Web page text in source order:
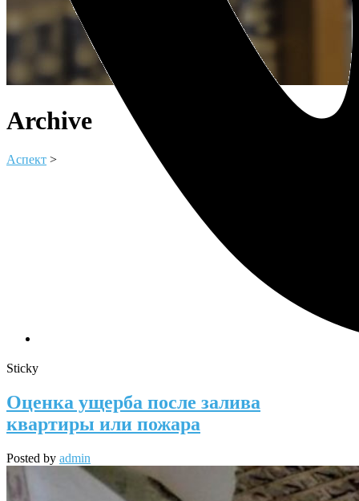
Archive
Аспект >
Sticky
Оценка ущерба после залива
квартиры или пожара
Posted by admin